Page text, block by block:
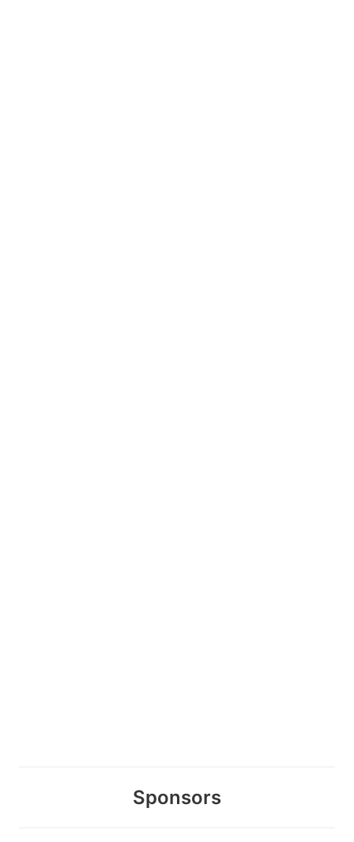
Sponsors